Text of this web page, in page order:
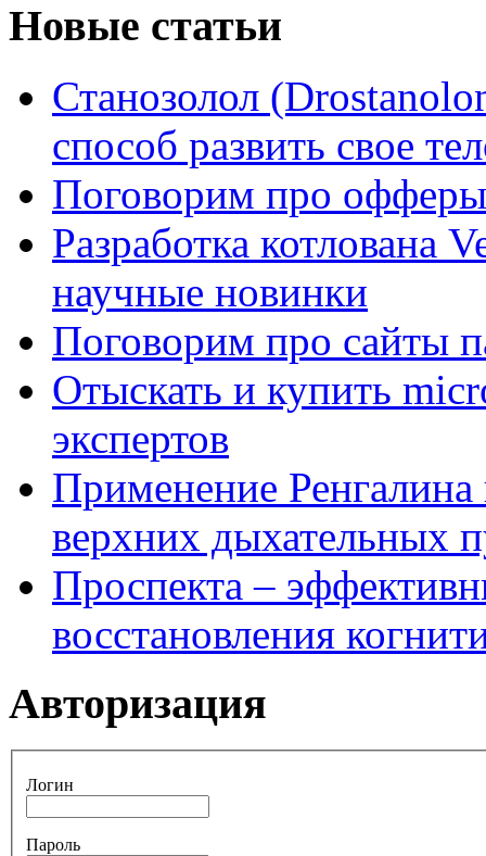
Новые статьи
Станозолол
способ развить свое
Поговорим про
Разработка котлована
научные новинки
Поговорим про сайты
Отыскать и купить
экспертов
Применение Ренгалина
верхних дыхательных
Проспекта –
восстановления
Авторизация
Логин
Пароль